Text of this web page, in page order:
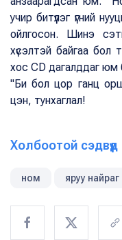
учир битүүлэг үгний
ойлгосон. Шинэ
хүсэлтэй байгаа
хос CD дагалддаг юм
"Би бол цор ганц
цэн, тунхаглал!
Холбоотой сэдвүүд
ном яруу найраг